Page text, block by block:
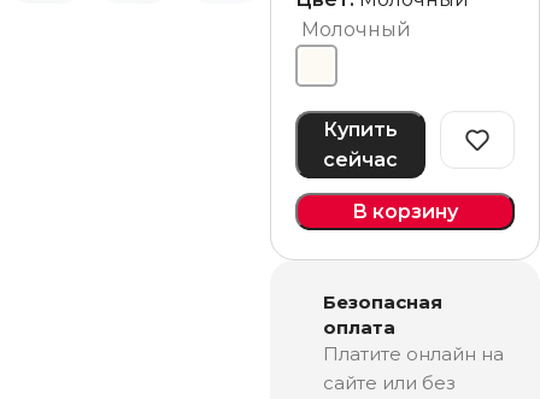
Молочный
В корзину
Купить
сейчас
Безопасная
оплата
Платите онлайн на
сайте или без